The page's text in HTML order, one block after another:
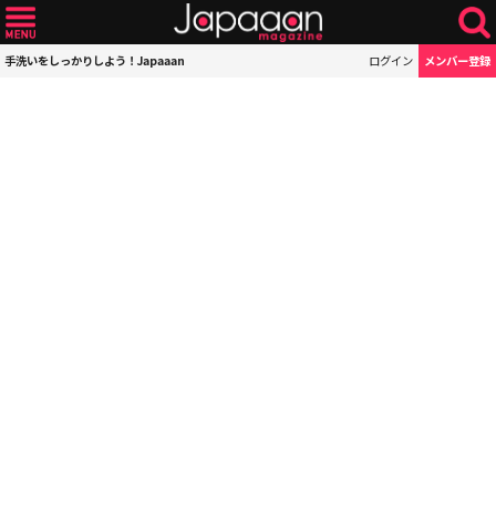
手洗いをしっかりしよう！Japaaan ログイン メンバー登録